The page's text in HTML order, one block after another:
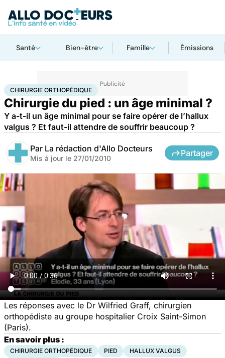
Santé Bien-être Famille Émissions
AccueilSantéMaladiesChirurgie orthopédique
CHIRURGIE ORTHOPÉDIQUE
Chirurgie du pied : un âge minimal ?
Y a-t-il un âge minimal pour se faire opérer de l’hallux
valgus ? Et faut-il attendre de souffrir beaucoup ?
Par La rédaction d'Allo Docteurs
Mis à jour le 27/01/2010
Partager
Les réponses avec le Dr Wilfried Graff, chirurgien
orthopédiste au groupe hospitalier Croix Saint-Simon
(Paris).
En savoir plus :
CHIRURGIE ORTHOPÉDIQUE PIED
HALLUX VALGUS